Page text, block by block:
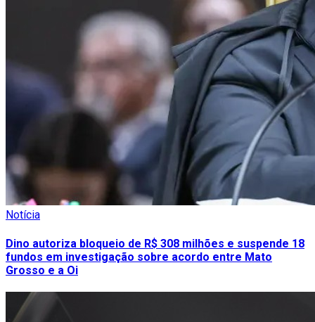
Notícia
Dino autoriza bloqueio de R$ 308 milhões e suspende 18
fundos em investigação sobre acordo entre Mato
Grosso e a Oi